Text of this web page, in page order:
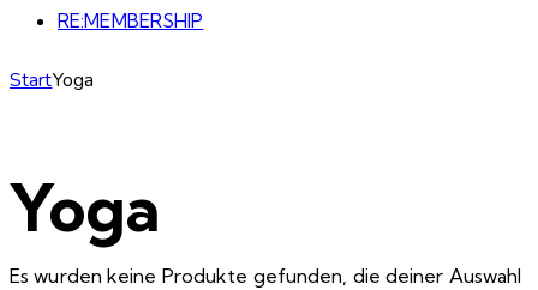
RE:MEMBERSHIP
StartYoga
Yoga
Es wurden keine Produkte gefunden, die deiner Auswahl